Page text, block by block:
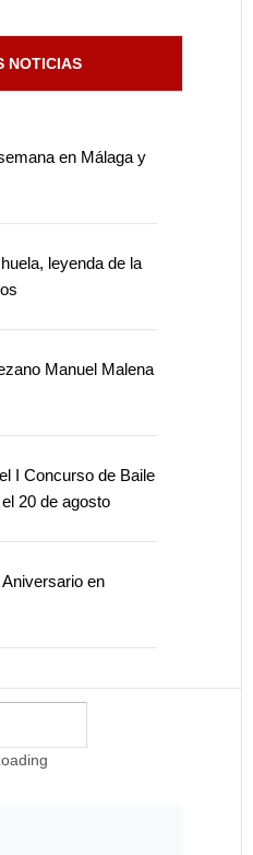
NOTICIAS
en Málaga y
leyenda de la
Manuel Malena
I Concurso de Baile
20 de agosto
en